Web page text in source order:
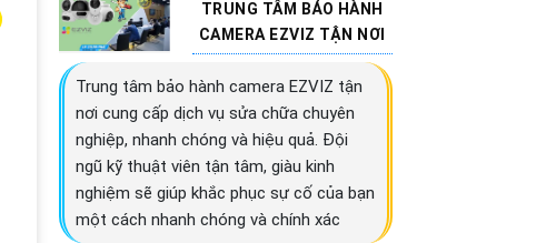
TRUNG TÂM BẢO HÀNH
CAMERA EZVIZ TẬN NƠI
Trung tâm bảo hành camera EZVIZ tận
nơi cung cấp dịch vụ sửa chữa chuyên
nghiệp, nhanh chóng và hiệu quả. Đội
ngũ kỹ thuật viên tận tâm, giàu kinh
nghiệm sẽ giúp khắc phục sự cố của bạn
một cách nhanh chóng và chính xác